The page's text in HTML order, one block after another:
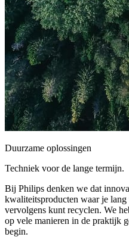
Duurzame oplossingen
Techniek voor de lange termijn.
Bij Philips denken we dat
kwaliteitsproducten waar je
vervolgens kunt recyclen. We
op vele manieren in de praktijk
begin.